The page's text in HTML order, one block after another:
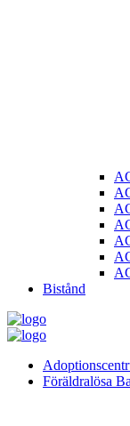
Bistånd
Föräldralösa